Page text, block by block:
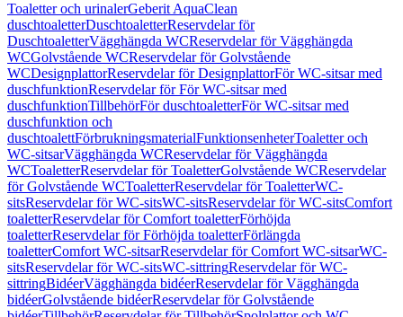
Toaletter och urinalerGeberit AquaClean
duschtoaletterDuschtoaletterReservdelar för
DuschtoaletterVägghängda WCReservdelar för Vägghängda
WCGolvstående WCReservdelar för Golvstående
WCDesignplattorReservdelar för DesignplattorFör WC-sitsar med
duschfunktionReservdelar för För WC-sitsar med
duschfunktionTillbehörFör duschtoaletterFör WC-sitsar med
duschfunktion och
duschtoalettFörbrukningsmaterialFunktionsenheterToaletter och
WC-sitsarVägghängda WCReservdelar för Vägghängda
WCToaletterReservdelar för ToaletterGolvstående WCReservdelar
för Golvstående WCToaletterReservdelar för ToaletterWC-
sitsReservdelar för WC-sitsWC-sitsReservdelar för WC-sitsComfort
toaletterReservdelar för Comfort toaletterFörhöjda
toaletterReservdelar för Förhöjda toaletterFörlängda
toaletterComfort WC-sitsarReservdelar för Comfort WC-sitsarWC-
sitsReservdelar för WC-sitsWC-sittringReservdelar för WC-
sittringBidéerVägghängda bidéerReservdelar för Vägghängda
bidéerGolvstående bidéerReservdelar för Golvstående